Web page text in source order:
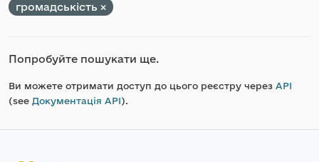
громадськість
Попробуйте пошукати ще.
Ви можете отримати доступ до цього реєстру через API
(see Документація API).